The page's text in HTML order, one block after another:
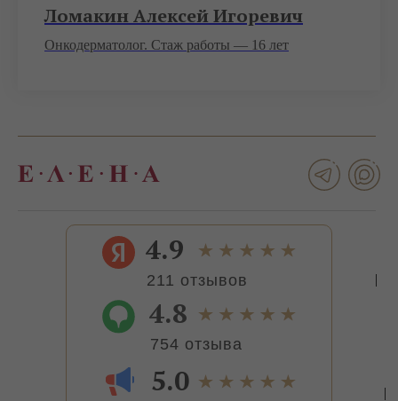
Ломакин Алексей Игоревич
Онкодерматолог. Стаж работы — 16 лет
211 отзывов
4.9
754 отзыва
4.8
5.0